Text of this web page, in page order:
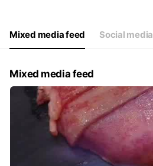
Sat11:00 - 14:00,17:00 - 23:00
祝祭日 11:00～14:00 17:00～23:00
Mixed media feed Social media
Mixed media feed